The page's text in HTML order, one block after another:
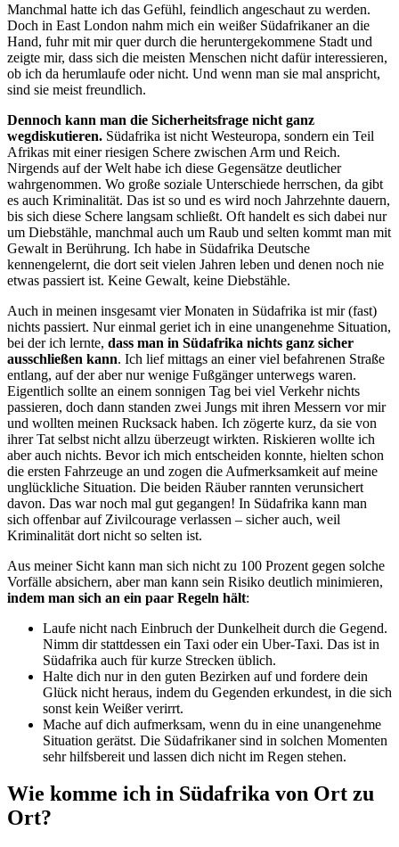
Manchmal hatte ich das Gefühl, feindlich angeschaut zu werden.
Doch in East London nahm mich ein weißer Südafrikaner an die
Hand, fuhr mit mir quer durch die heruntergekommene Stadt und
zeigte mir, dass sich die meisten Menschen nicht dafür interessieren,
ob ich da herumlaufe oder nicht. Und wenn man sie mal anspricht,
sind sie meist freundlich.
Dennoch kann man die Sicherheitsfrage nicht ganz
wegdiskutieren. Südafrika ist nicht Westeuropa, sondern ein Teil
Afrikas mit einer riesigen Schere zwischen Arm und Reich.
Nirgends auf der Welt habe ich diese Gegensätze deutlicher
wahrgenommen. Wo große soziale Unterschiede herrschen, da gibt
es auch Kriminalität. Das ist so und es wird noch Jahrzehnte dauern,
bis sich diese Schere langsam schließt. Oft handelt es sich dabei nur
um Diebstähle, manchmal auch um Raub und selten kommt man mit
Gewalt in Berührung. Ich habe in Südafrika Deutsche
kennengelernt, die dort seit vielen Jahren leben und denen noch nie
etwas passiert ist. Keine Gewalt, keine Diebstähle.
Auch in meinen insgesamt vier Monaten in Südafrika ist mir (fast)
nichts passiert. Nur einmal geriet ich in eine unangenehme Situation,
bei der ich lernte, dass man in Südafrika nichts ganz sicher
ausschließen kann. Ich lief mittags an einer viel befahrenen Straße
entlang, auf der aber nur wenige Fußgänger unterwegs waren.
Eigentlich sollte an einem sonnigen Tag bei viel Verkehr nichts
passieren, doch dann standen zwei Jungs mit ihren Messern vor mir
und wollten meinen Rucksack haben. Ich zögerte kurz, da sie von
ihrer Tat selbst nicht allzu überzeugt wirkten. Riskieren wollte ich
aber auch nichts. Bevor ich mich entscheiden konnte, hielten schon
die ersten Fahrzeuge an und zogen die Aufmerksamkeit auf meine
unglückliche Situation. Die beiden Räuber rannten verunsichert
davon. Das war noch mal gut gegangen! In Südafrika kann man
sich offenbar auf Zivilcourage verlassen – sicher auch, weil
Kriminalität dort nicht so selten ist.
Aus meiner Sicht kann man sich nicht zu 100 Prozent gegen solche
Vorfälle absichern, aber man kann sein Risiko deutlich minimieren,
indem man sich an ein paar Regeln hält:
Laufe nicht nach Einbruch der Dunkelheit durch die Gegend.
Nimm dir stattdessen ein Taxi oder ein Uber-Taxi. Das ist in
Südafrika auch für kurze Strecken üblich.
Halte dich nur in den guten Bezirken auf und fordere dein
Glück nicht heraus, indem du Gegenden erkundest, in die sich
sonst kein Weißer verirrt.
Mache auf dich aufmerksam, wenn du in eine unangenehme
Situation gerätst. Die Südafrikaner sind in solchen Momenten
sehr hilfsbereit und lassen dich nicht im Regen stehen.
Wie komme ich in Südafrika von Ort zu
Ort?